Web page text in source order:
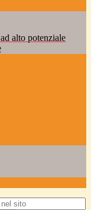
alto potenziale